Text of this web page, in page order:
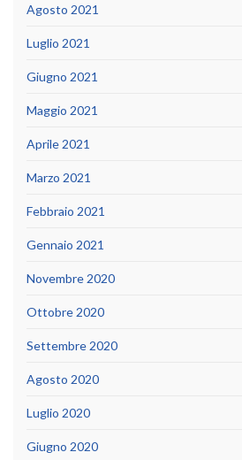
Agosto 2021
Luglio 2021
Giugno 2021
Maggio 2021
Aprile 2021
Marzo 2021
Febbraio 2021
Gennaio 2021
Novembre 2020
Ottobre 2020
Settembre 2020
Agosto 2020
Luglio 2020
Giugno 2020